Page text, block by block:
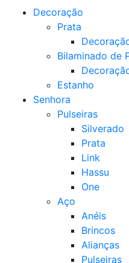
Decoração
Prata
Bilaminado de
Estanho
Senhora
Pulseiras
Silverado
Prata
Link
Hassu
One
Aço
Anéis
Brincos
Alianças
Pulseiras